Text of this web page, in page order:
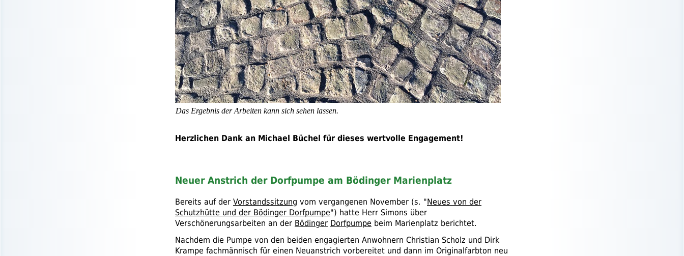
Das Ergebnis der Arbeiten kann sich sehen lassen.
Herzlichen Dank an Michael Büchel für dieses wertvolle Engagement!
Neuer Anstrich der Dorfpumpe am Bödinger Marienplatz
Bereits auf der Vorstandssitzung vom vergangenen November (s. "Neues von der
Schutzhütte und der Bödinger Dorfpumpe") hatte Herr Simons über
Verschönerungsarbeiten an der Bödinger Dorfpumpe beim Marienplatz berichtet.
Nachdem die Pumpe von den beiden engagierten Anwohnern Christian Scholz und Dirk
Krampe fachmännisch für einen Neuanstrich vorbereitet und dann im Originalfarbton neu